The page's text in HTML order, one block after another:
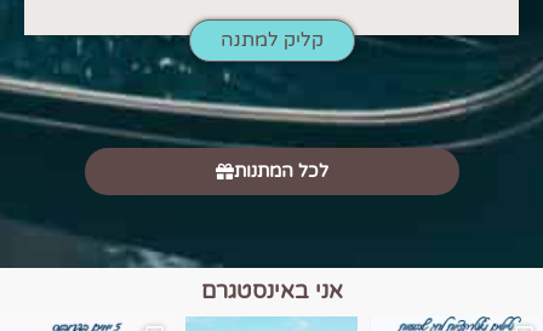
קליק למתנה
לכל המתנות
אני באינסטגרם
הם הגבול 💙🩵